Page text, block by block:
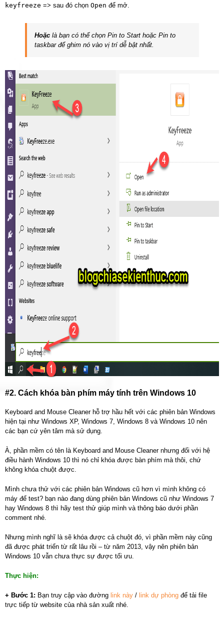
keyfreeze => sau đó chọn Open để mở.
Hoặc là bạn có thể chọn Pin to Start hoặc Pin to
taskbar để ghim nó vào vị trí dễ bật nhất.
#2. Cách khóa bàn phím máy tính trên Windows 10
Keyboard and Mouse Cleaner hỗ trợ hầu hết với các phiên bản Windows
hiện tại như Windows XP, Windows 7, Windows 8 và Windows 10 nên
các bạn cứ yên tâm mà sử dụng.
À, phần mềm có tên là Keyboard and Mouse Cleaner nhưng đối với hệ
điều hành Windows 10 thì nó chỉ khóa được bàn phím mà thôi, chứ
không khóa chuột được.
Mình chưa thử với các phiên bản Windows cũ hơn vì mình không có
máy để test? bạn nào đang dùng phiên bản Windows cũ như Windows 7
hay Windows 8 thì hãy test thử giúp mình và thông báo dưới phần
comment nhé.
Nhưng mình nghĩ là sẽ khóa được cả chuột đó, vì phần mềm này cũng
đã được phát triển từ rất lâu rồi – từ năm 2013, vậy nên phiên bản
Windows 10 vẫn chưa thực sự được tối ưu.
Thực hiện:
+ Bước 1: Bạn truy cập vào đường link này / link dự phòng để tải file
trực tiếp từ website của nhà sản xuất nhé.